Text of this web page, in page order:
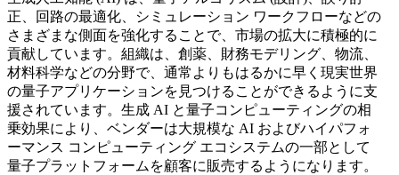
正、回路の最適化、シミュレーション ワークフローなどの
さまざまな側面を強化することで、市場の拡大に積極的に
貢献しています。組織は、創薬、財務モデリング、物流、
材料科学などの分野で、通常よりもはるかに早く現実世界
の量子アプリケーションを見つけることができるように支
援されています。生成 AI と量子コンピューティングの相
乗効果により、ベンダーは大規模な AI およびハイパフォ
ーマンス コンピューティング エコシステムの一部として
量子プラットフォームを顧客に販売するようになります。